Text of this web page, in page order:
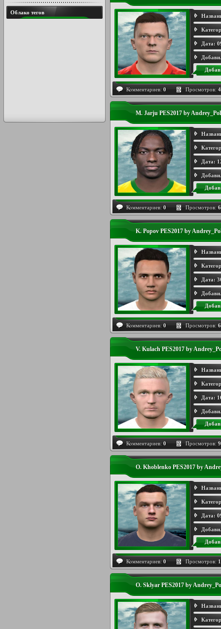
Дата:
Комментариев: 0 Просмотров:
M. Jarju PES2017 by Andrey_Pol
Дата:
Комментариев: 0 Просмотров:
K. Popov PES2017 by
Дата:
Комментариев: 0 Просмотров:
V. Kulach PES2017 by
Дата:
Комментариев: 0 Просмотров:
O. Khoblenko PES2017 by
Дата:
Комментариев: 0 Просмотров:
O. Sklyar PES2017 by
Облако тегов